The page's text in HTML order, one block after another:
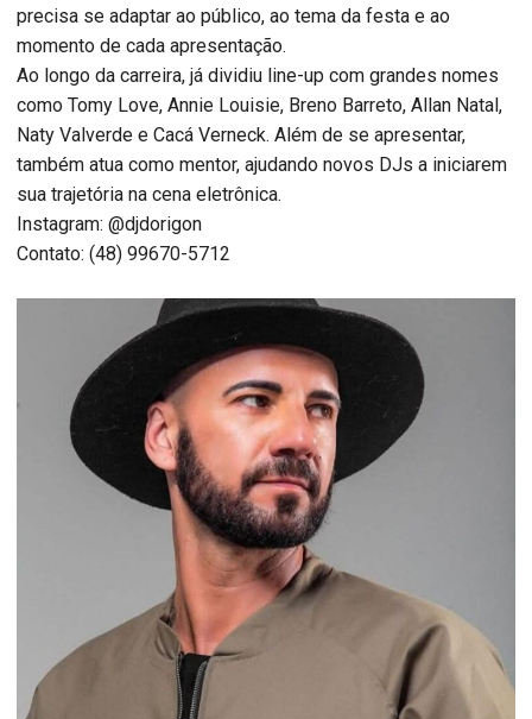
precisa se adaptar ao público, ao tema da festa e ao
momento de cada apresentação.
Ao longo da carreira, já dividiu line-up com grandes nomes
como Tomy Love, Annie Louisie, Breno Barreto, Allan Natal,
Naty Valverde e Cacá Verneck. Além de se apresentar,
também atua como mentor, ajudando novos DJs a iniciarem
sua trajetória na cena eletrônica.
Instagram: @djdorigon
Contato: (48) 99670-5712